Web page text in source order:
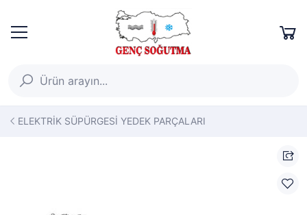
ELEKTRİK SÜPÜRGESİ YEDEK PARÇALARI